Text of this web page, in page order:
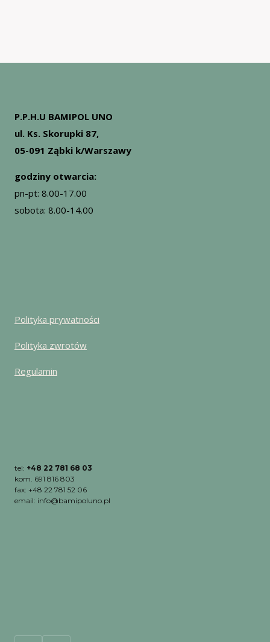
P.P.H.U BAMIPOL UNO
ul. Ks. Skorupki 87,
05-091 Ząbki k/Warszawy
godziny otwarcia:
pn-pt: 8.00-17.00
sobota: 8.00-14.00
Polityka prywatności
Polityka zwrotów
Regulamin
tel: +48 22 781 68 03
kom. 691 816 803
fax: +48 22 781 52 06
email: info@bamipoluno.pl